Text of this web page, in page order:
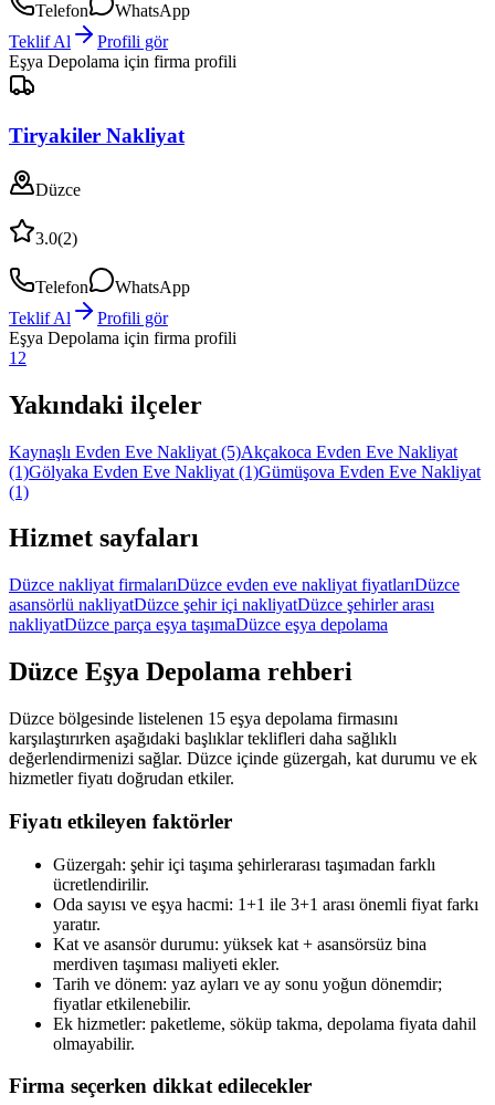
Telefon
WhatsApp
Teklif Al
Profili gör
Eşya Depolama için firma profili
Tiryakiler Nakliyat
Düzce
3.0(2)
Telefon
WhatsApp
Teklif Al
Profili gör
Eşya Depolama için firma profili
1 2
Yakındaki ilçeler
Kaynaşlı Evden Eve Nakliyat (5)Akçakoca Evden Eve Nakliyat
(1)Gölyaka Evden Eve Nakliyat (1)Gümüşova Evden Eve Nakliyat
(1)
Hizmet sayfaları
Düzce nakliyat firmalarıDüzce evden eve nakliyat fiyatlarıDüzce
asansörlü nakliyatDüzce şehir içi nakliyatDüzce şehirler arası
nakliyatDüzce parça eşya taşımaDüzce eşya depolama
Düzce Eşya Depolama rehberi
Düzce bölgesinde listelenen 15 eşya depolama firmasını
karşılaştırırken aşağıdaki başlıklar teklifleri daha sağlıklı
değerlendirmenizi sağlar. Düzce içinde güzergah, kat durumu ve ek
hizmetler fiyatı doğrudan etkiler.
Fiyatı etkileyen faktörler
Güzergah: şehir içi taşıma şehirlerarası taşımadan farklı
ücretlendirilir.
Oda sayısı ve eşya hacmi: 1+1 ile 3+1 arası önemli fiyat farkı
yaratır.
Kat ve asansör durumu: yüksek kat + asansörsüz bina
merdiven taşıması maliyeti ekler.
Tarih ve dönem: yaz ayları ve ay sonu yoğun dönemdir;
fiyatlar etkilenebilir.
Ek hizmetler: paketleme, söküp takma, depolama fiyata dahil
olmayabilir.
Firma seçerken dikkat edilecekler